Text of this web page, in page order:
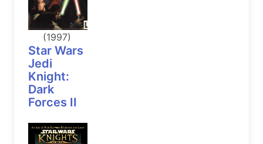
(1997)
Star Wars
Jedi
Knight:
Dark
Forces II